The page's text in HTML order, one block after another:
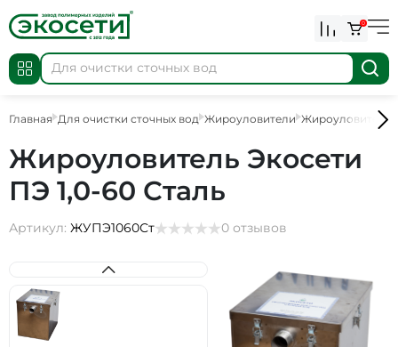
0
Главная Для очистки сточных вод Жироуловители Жироуловители
Жироуловитель Экосети
ПЭ 1,0-60 Сталь
Артикул: ЖУПЭ1060Ст 0 отзывов